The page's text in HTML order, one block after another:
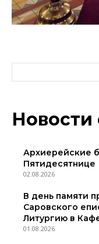
Новости
Архиерейские
Пятидесятнице
02.08.2026
В день памяти
Саровского
Литургию в
01.08.2026